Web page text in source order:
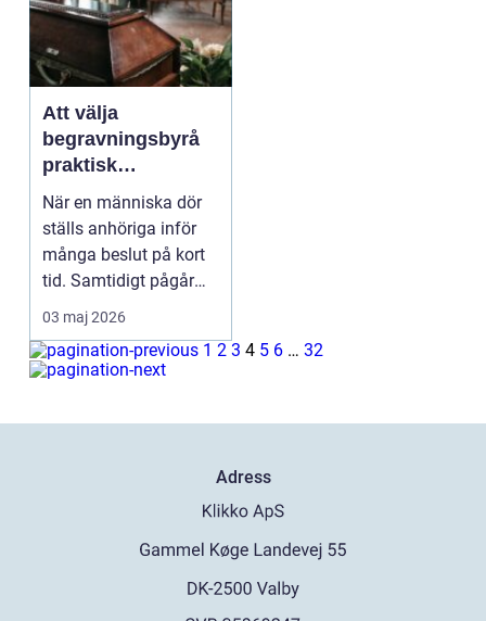
Att välja
begravningsbyrå
praktisk
vägledning i en
svår stund
När en människa dör
ställs anhöriga inför
många beslut på kort
tid. Samtidigt pågår
sorgen, chocken ...
03 maj 2026
1 2 3 4 5 6 … 32
Adress